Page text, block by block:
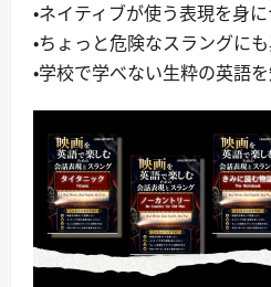
・ネイティブが使う表現を身
・ちょっと危険なスラングに
・学校で学べない生粋の英語